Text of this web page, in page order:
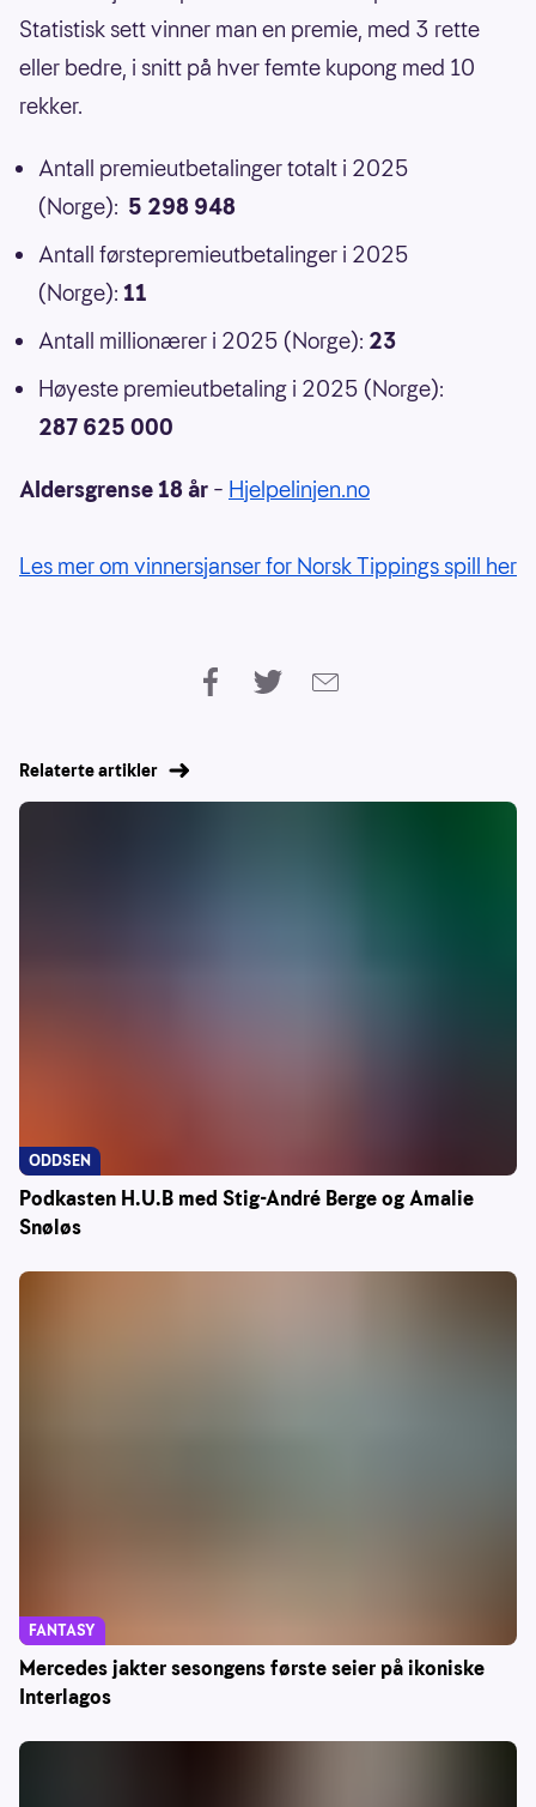
Statistisk sett vinner man en premie, med 3 rette
eller bedre, i snitt på hver femte kupong med 10
rekker.
Antall premieutbetalinger totalt i 2025
(Norge): 5 298 948
Antall førstepremieutbetalinger i 2025
(Norge): 11
Antall millionærer i 2025 (Norge): 23
Høyeste premieutbetaling i 2025 (Norge):
287 625 000
Aldersgrense 18 år – Hjelpelinjen.no
Les mer om vinnersjanser for Norsk Tippings spill her
Relaterte artikler
Podkasten H.U.B med Stig-André Berge og Amalie
Snøløs
ODDSEN
Mercedes jakter sesongens første seier på ikoniske
Interlagos
FANTASY